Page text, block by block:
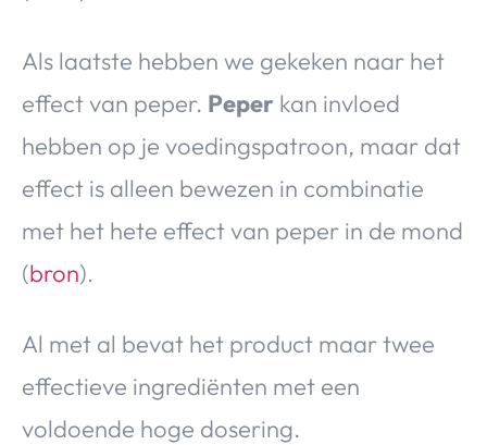
Als laatste hebben we gekeken naar het
effect van peper. Peper kan invloed
hebben op je voedingspatroon, maar dat
effect is alleen bewezen in combinatie
met het hete effect van peper in de mond
(bron).
Al met al bevat het product maar twee
effectieve ingrediënten met een
voldoende hoge dosering.